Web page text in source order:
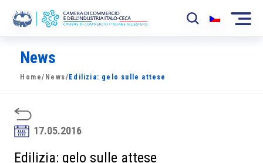
La Camera
News
Eventi
Sviluppo Mercato
News
Home/ News/ Edilizia: gelo sulle attese
17.05.2016
Edilizia: gelo sulle attese